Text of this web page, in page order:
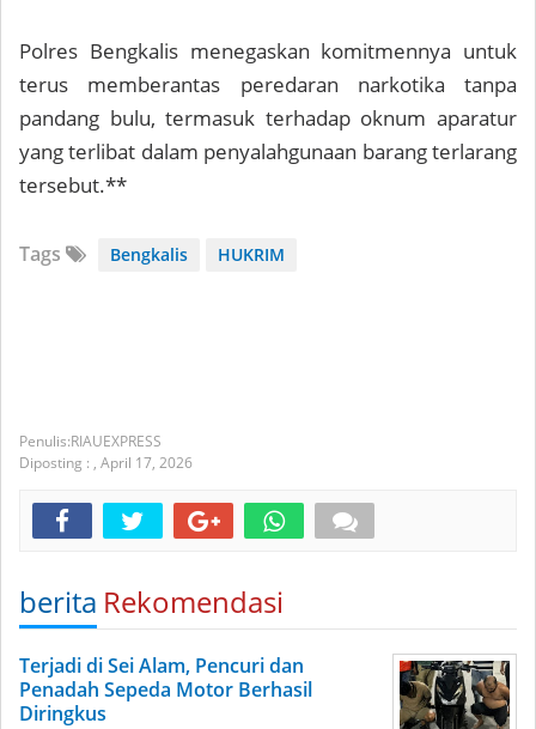
Polres Bengkalis menegaskan komitmennya untuk
terus memberantas peredaran narkotika tanpa
pandang bulu, termasuk terhadap oknum aparatur
yang terlibat dalam penyalahgunaan barang terlarang
tersebut.**
Tags Bengkalis HUKRIM
RIAUEXPRESS
Diposting : , April 17, 2026
berita Rekomendasi
Terjadi di Sei Alam, Pencuri dan
Penadah Sepeda Motor Berhasil
Diringkus